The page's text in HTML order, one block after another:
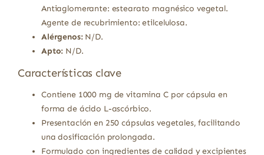
Antiaglomerante: estearato magnésico vegetal.
Agente de recubrimiento: etilcelulosa.
Alérgenos:N/D.
Apto: N/D.
Características clave
Contiene 1000 mg de vitamina C por cápsula en
forma de ácido L-ascórbico.
Presentación en 250 cápsulas vegetales, facilitando
una dosificación prolongada.
Formulado con ingredientes de calidad y excipientes